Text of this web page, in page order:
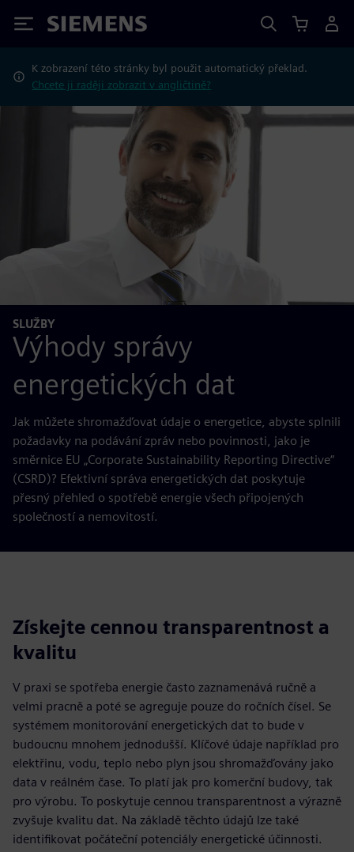
Siemens
K zobrazení této stránky byl použit automatický překlad.
Chcete ji raději zobrazit v angličtině?
SLUŽBY
Výhody správy
energetických dat
Jak můžete shromažďovat údaje o energetice, abyste splnili
požadavky na podávání zpráv nebo povinnosti, jako je
směrnice EU „Corporate Sustainability Reporting Directive“
(CSRD)? Efektivní správa energetických dat poskytuje
přesný přehled o spotřebě energie všech připojených
společností a nemovitostí.
Získejte cennou transparentnost a
kvalitu
V praxi se spotřeba energie často zaznamenává ručně a
velmi pracně a poté se agreguje pouze do ročních čísel. Se
systémem monitorování energetických dat to bude v
budoucnu mnohem jednodušší. Klíčové údaje například pro
elektřinu, vodu, teplo nebo plyn jsou shromažďovány jako
data v reálném čase. To platí jak pro komerční budovy, tak
pro výrobu. To poskytuje cennou transparentnost a výrazně
zvyšuje kvalitu dat. Na základě těchto údajů lze také
identifikovat počáteční potenciály energetické účinnosti.